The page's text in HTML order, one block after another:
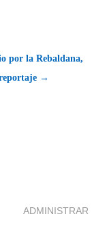
por la Rebaldana,
→
ADMINISTRAR